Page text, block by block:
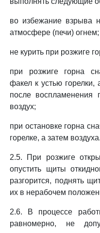
во избежание взрыва
атмосфере (печи) огнем;
не курить при розжиге
при розжиге горна
факел к устью горелки,
после воспламенения
воздух;
при остановке горна
горелке, а затем воздуха.
2.5. При розжиге
опустить щиты
разгорится, поднять
их в нерабочем
2.6. В процессе
равномерно, не